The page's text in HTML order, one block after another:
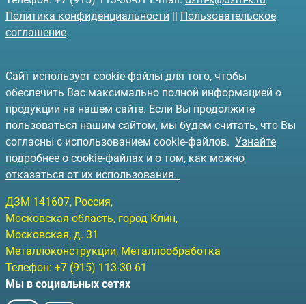
Политика конфиденциальности || Пользовательское
соглашение
Сайт использует cookie-файлы для того, чтобы
обеспечить Вас максимально полной информацией о
продукции на нашем сайте. Если Вы продолжите
пользоваться нашим сайтом, мы будем считать, что Вы
согласны с использованием cookie-файлов. Узнайте
подробнее о cookie-файлах и о том, как можно
отказаться от их использования.
ДЗМ 141607, Россия,
Московская область, город Клин,
Московская, д. 31
Металлоконструкции, Металлообработка
Телефон: +7 (915) 113-30-61
Мы в социальных сетях